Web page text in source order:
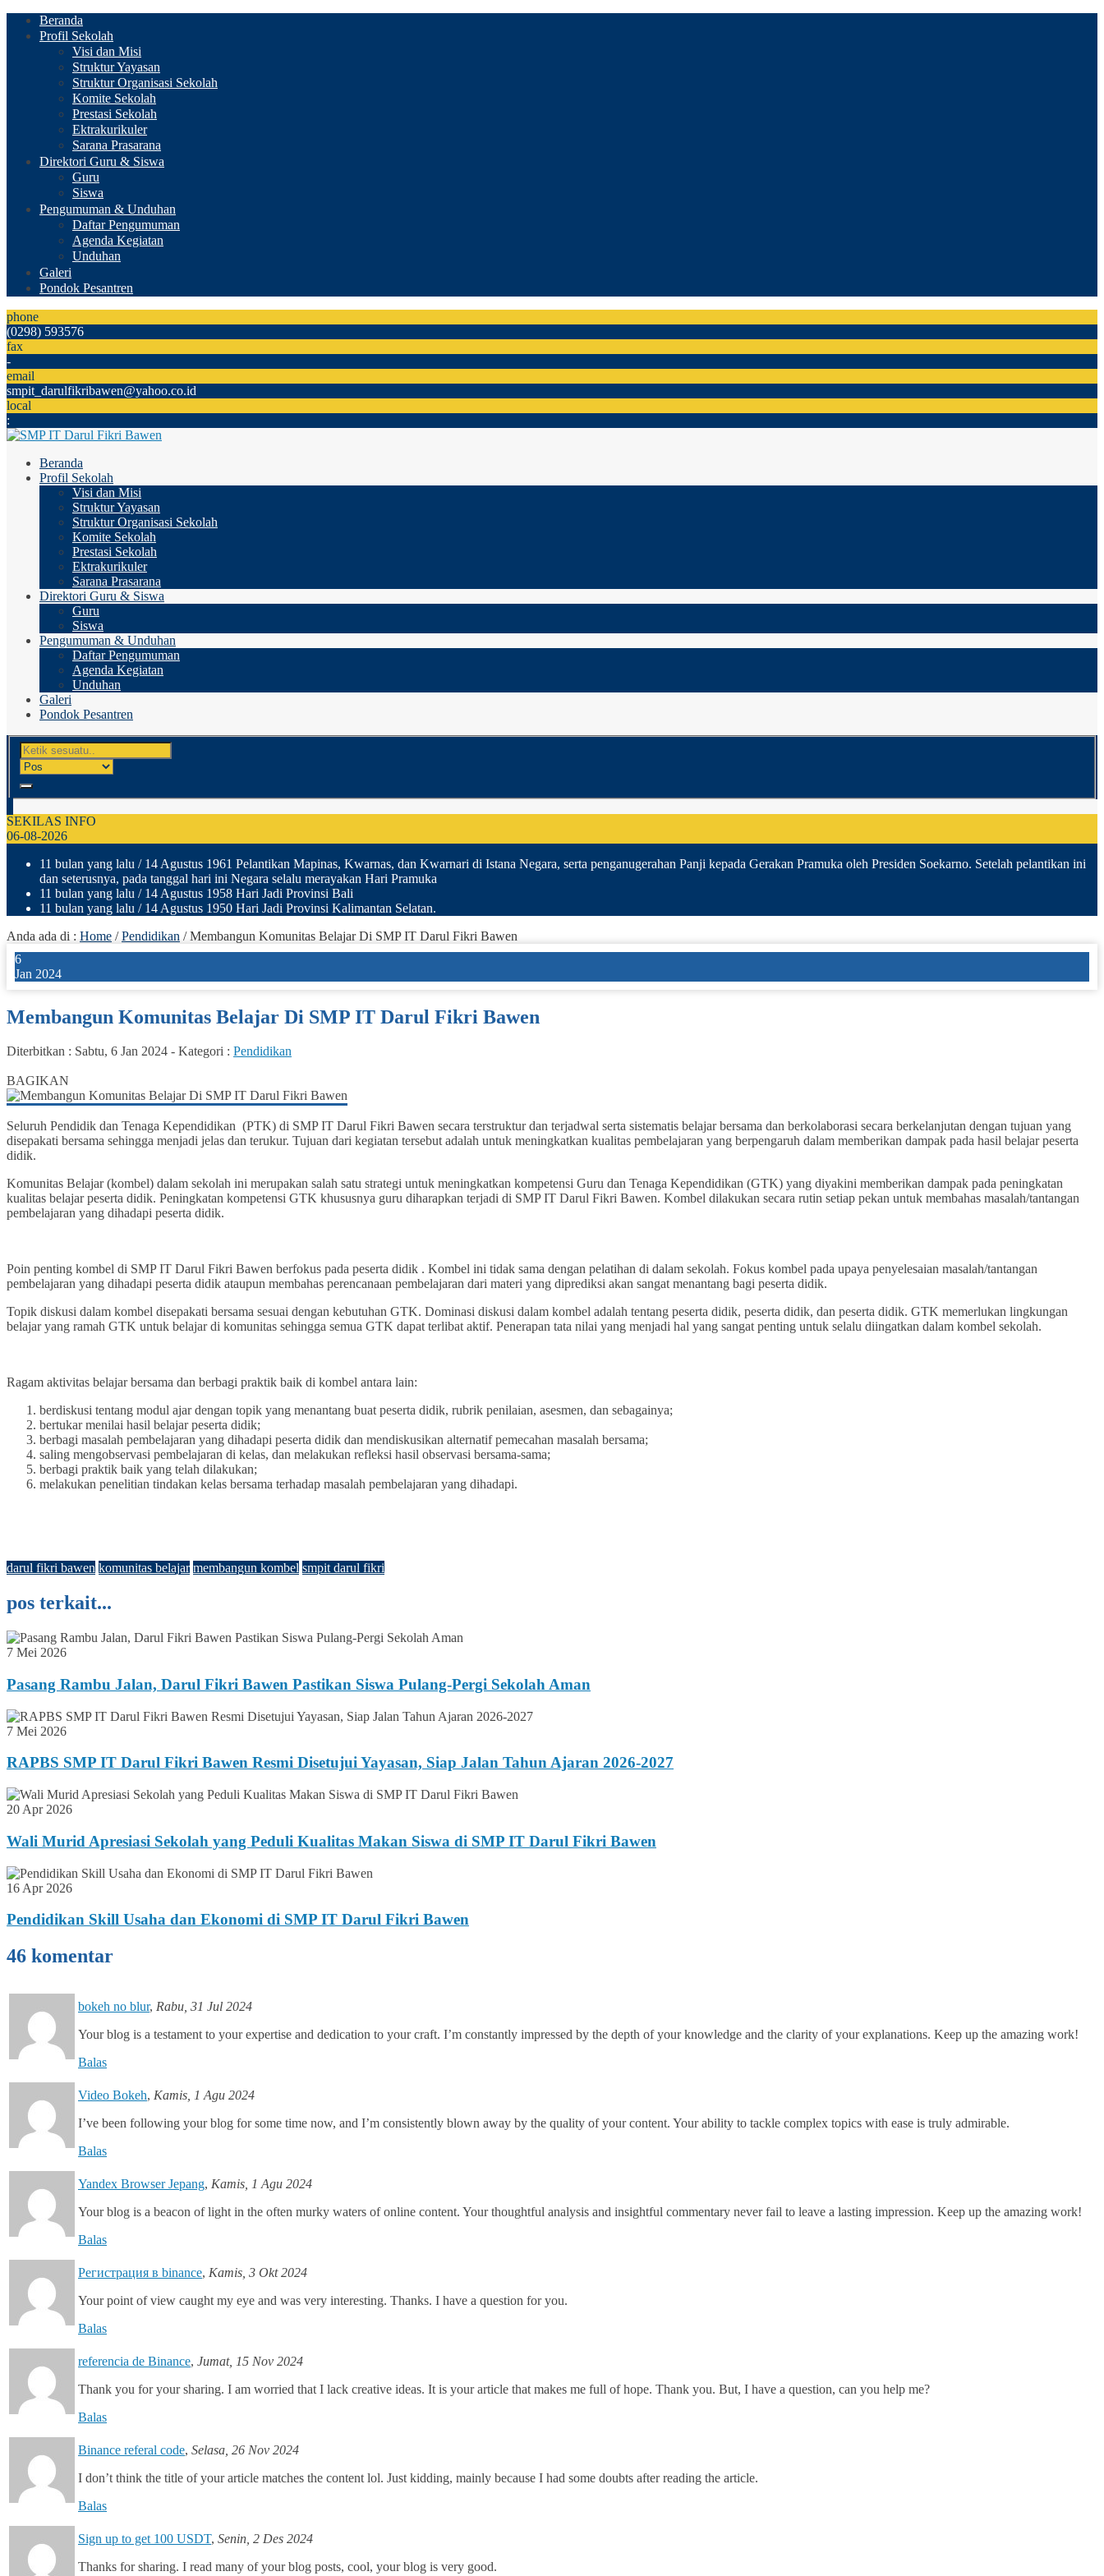
Beranda
Profil Sekolah
Visi dan Misi
Struktur Yayasan
Struktur Organisasi Sekolah
Komite Sekolah
Prestasi Sekolah
Ektrakurikuler
Sarana Prasarana
Direktori Guru & Siswa
Guru
Siswa
Pengumuman & Unduhan
Daftar Pengumuman
Agenda Kegiatan
Unduhan
Galeri
Pondok Pesantren
phone
(0298) 593576
fax
-
email
smpit_darulfikribawen@yahoo.co.id
local
:
Beranda
Profil Sekolah
Visi dan Misi
Struktur Yayasan
Struktur Organisasi Sekolah
Komite Sekolah
Prestasi Sekolah
Ektrakurikuler
Sarana Prasarana
Direktori Guru & Siswa
Guru
Siswa
Pengumuman & Unduhan
Daftar Pengumuman
Agenda Kegiatan
Unduhan
Galeri
Pondok Pesantren
SEKILAS INFO
06-08-2026
11 bulan yang lalu / 14 Agustus 1961 Pelantikan Mapinas, Kwarnas, dan Kwarnari di Istana Negara, serta penganugerahan Panji kepada Gerakan Pramuka oleh Presiden Soekarno. Setelah pelantikan ini
dan seterusnya, pada tanggal hari ini Negara selalu merayakan Hari Pramuka
11 bulan yang lalu / 14 Agustus 1958 Hari Jadi Provinsi Bali
11 bulan yang lalu / 14 Agustus 1950 Hari Jadi Provinsi Kalimantan Selatan.
Anda ada di : Home /Pendidikan /Membangun Komunitas Belajar Di SMP IT Darul Fikri Bawen
6
Jan 2024
Membangun Komunitas Belajar Di SMP IT Darul Fikri Bawen
Diterbitkan : Sabtu, 6 Jan 2024 - Kategori : Pendidikan
BAGIKAN
Seluruh Pendidik dan Tenaga Kependidikan (PTK) di SMP IT Darul Fikri Bawen secara terstruktur dan terjadwal serta sistematis belajar bersama dan berkolaborasi secara berkelanjutan dengan tujuan yang
disepakati bersama sehingga menjadi jelas dan terukur. Tujuan dari kegiatan tersebut adalah untuk meningkatkan kualitas pembelajaran yang berpengaruh dalam memberikan dampak pada hasil belajar peserta
didik.
Komunitas Belajar (kombel) dalam sekolah ini merupakan salah satu strategi untuk meningkatkan kompetensi Guru dan Tenaga Kependidikan (GTK) yang diyakini memberikan dampak pada peningkatan
kualitas belajar peserta didik. Peningkatan kompetensi GTK khususnya guru diharapkan terjadi di SMP IT Darul Fikri Bawen. Kombel dilakukan secara rutin setiap pekan untuk membahas masalah/tantangan
pembelajaran yang dihadapi peserta didik.
Poin penting kombel di SMP IT Darul Fikri Bawen berfokus pada peserta didik . Kombel ini tidak sama dengan pelatihan di dalam sekolah. Fokus kombel pada upaya penyelesaian masalah/tantangan
pembelajaran yang dihadapi peserta didik ataupun membahas perencanaan pembelajaran dari materi yang diprediksi akan sangat menantang bagi peserta didik.
Topik diskusi dalam kombel disepakati bersama sesuai dengan kebutuhan GTK. Dominasi diskusi dalam kombel adalah tentang peserta didik, peserta didik, dan peserta didik. GTK memerlukan lingkungan
belajar yang ramah GTK untuk belajar di komunitas sehingga semua GTK dapat terlibat aktif. Penerapan tata nilai yang menjadi hal yang sangat penting untuk selalu diingatkan dalam kombel sekolah.
Ragam aktivitas belajar bersama dan berbagi praktik baik di kombel antara lain:
berdiskusi tentang modul ajar dengan topik yang menantang buat peserta didik, rubrik penilaian, asesmen, dan sebagainya;
bertukar menilai hasil belajar peserta didik;
berbagi masalah pembelajaran yang dihadapi peserta didik dan mendiskusikan alternatif pemecahan masalah bersama;
saling mengobservasi pembelajaran di kelas, dan melakukan refleksi hasil observasi bersama-sama;
berbagi praktik baik yang telah dilakukan;
melakukan penelitian tindakan kelas bersama terhadap masalah pembelajaran yang dihadapi.
darul fikri bawen komunitas belajar membangun kombel smpit darul fikri
pos terkait...
7 Mei 2026
Pasang Rambu Jalan, Darul Fikri Bawen Pastikan Siswa Pulang-Pergi Sekolah Aman
7 Mei 2026
RAPBS SMP IT Darul Fikri Bawen Resmi Disetujui Yayasan, Siap Jalan Tahun Ajaran 2026-2027
20 Apr 2026
Wali Murid Apresiasi Sekolah yang Peduli Kualitas Makan Siswa di SMP IT Darul Fikri Bawen
16 Apr 2026
Pendidikan Skill Usaha dan Ekonomi di SMP IT Darul Fikri Bawen
46 komentar
bokeh no blur, Rabu, 31 Jul 2024
Your blog is a testament to your expertise and dedication to your craft. I’m constantly impressed by the depth of your knowledge and the clarity of your explanations. Keep up the amazing work!
Balas
Video Bokeh, Kamis, 1 Agu 2024
I’ve been following your blog for some time now, and I’m consistently blown away by the quality of your content. Your ability to tackle complex topics with ease is truly admirable.
Balas
Yandex Browser Jepang, Kamis, 1 Agu 2024
Your blog is a beacon of light in the often murky waters of online content. Your thoughtful analysis and insightful commentary never fail to leave a lasting impression. Keep up the amazing work!
Balas
Регистрация в binance, Kamis, 3 Okt 2024
Your point of view caught my eye and was very interesting. Thanks. I have a question for you.
Balas
referencia de Binance, Jumat, 15 Nov 2024
Thank you for your sharing. I am worried that I lack creative ideas. It is your article that makes me full of hope. Thank you. But, I have a question, can you help me?
Balas
Binance referal code, Selasa, 26 Nov 2024
I don’t think the title of your article matches the content lol. Just kidding, mainly because I had some doubts after reading the article.
Balas
Sign up to get 100 USDT, Senin, 2 Des 2024
Thanks for sharing. I read many of your blog posts, cool, your blog is very good.